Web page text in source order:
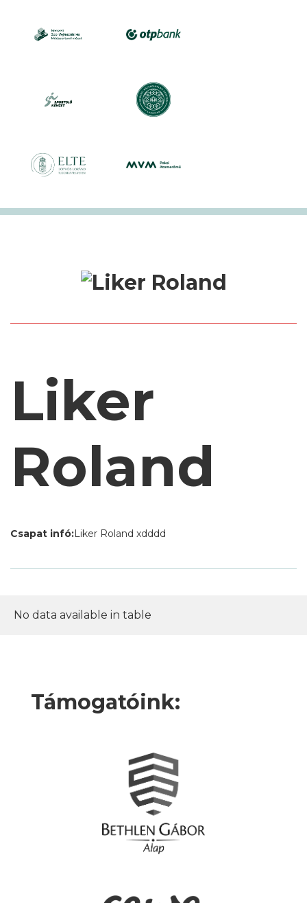
Liker
Roland
Csapat infó:Liker Roland xdddd
No data available in table
Támogatóink: